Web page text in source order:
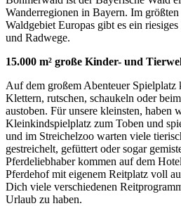
Wanderregionen in Bayern. Im größten
Waldgebiet Europas gibt es ein
und Radwege.
15.000 m² große Kinder- und
Auf dem großem Abenteuer Spielplatz
Klettern, rutschen, schaukeln oder
austoben. Für unsere kleinsten, haben
Kleinkindspielplatz zum Toben und
und im Streichelzoo warten viele
gestreichelt, gefüttert oder sogar
Pferdeliebhaber kommen auf dem
Pferdehof mit eigenem Reitplatz voll
Dich viele verschiedenen
Urlaub zu haben.